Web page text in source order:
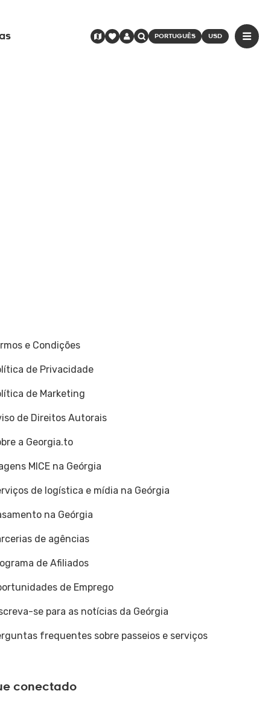
PORTUGUÊS USD
e Condições
de Privacidade
de Marketing
de Direitos Autorais
a Georgia.to
MICE na Geórgia
de logística e mídia na Geórgia
na Geórgia
de agências
de Afiliados
de Emprego
se para as notícias da Geórgia
frequentes sobre passeios e serviços
conectado